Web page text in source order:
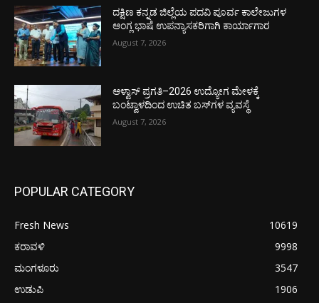
ದಕ್ಷಿಣ ಕನ್ನಡ ಜಿಲ್ಲೆಯ ಪದವಿ ಪೂರ್ವ ಕಾಲೇಜುಗಳ
ಆಂಗ್ಲ ಭಾಷೆ ಉಪನ್ಯಾಸಕರಿಗಾಗಿ ಕಾರ್ಯಾಗಾರ
August 7, 2026
ಆಳ್ವಾಸ್ ಪ್ರಗತಿ–2026 ಉದ್ಯೋಗ ಮೇಳಕ್ಕೆ
ಬಂಟ್ವಾಳದಿಂದ ಉಚಿತ ಬಸ್‌ಗಳ ವ್ಯವಸ್ಥೆ
August 7, 2026
POPULAR CATEGORY
Fresh News
10619
ಕರಾವಳಿ
9998
ಮಂಗಳೂರು
3547
ಉಡುಪಿ
1906